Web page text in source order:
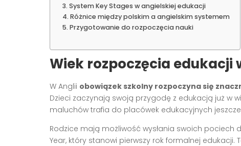
System Key Stages w angielskiej edukacji
Różnice między polskim a angielskim systemem
Przygotowanie do rozpoczęcia nauki
Wiek rozpoczęcia edukacji
W Anglii obowiązek szkolny rozpoczyna się
Dzieci zaczynają swoją przygodę z edukacją już w
maluchów trafia do placówek edukacyjnych jeszcze
Rodzice mają możliwość wysłania swoich pociech
Year, który stanowi pierwszy rok formalnej